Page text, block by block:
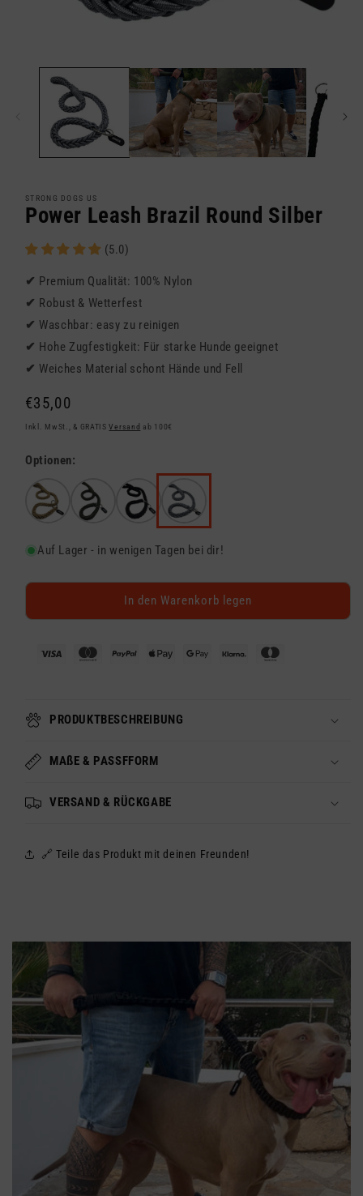
STRONG DOGS US
Power Leash Brazil Round Silber
(5.0)
✔ Premium Qualität: 100% Nylon
✔ Robust & Wetterfest
✔ Waschbar: easy zu reinigen
✔ Hohe Zugfestigkeit: Für starke Hunde geeignet
✔ Weiches Material schont Hände und Fell
Normaler
Preis
€35,00
Inkl. MwSt., & GRATISVersand ab 100€
Optionen:
Auf Lager - in wenigen Tagen bei dir!
In den Warenkorb legen
PRODUKTBESCHREIBUNG
MAßE & PASSFFORM
VERSAND & RÜCKGABE
🔗 Teile das Produkt mit deinen Freunden!